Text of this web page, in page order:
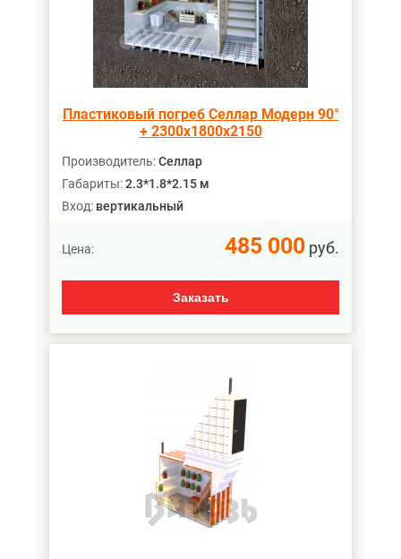
Пластиковый погреб Селлар Модерн 90°
+ 2300х1800х2150
Производитель:Селлар
Габариты:2.3*1.8*2.15 м
Вход: вертикальный
Цена: 485 000 руб.
Заказать